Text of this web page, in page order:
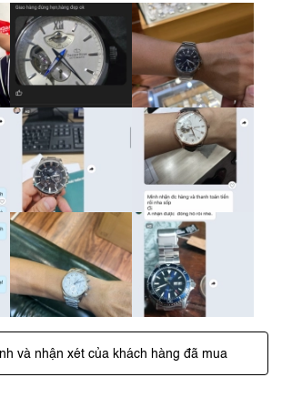
và nhận xét của khách hàng đã mua